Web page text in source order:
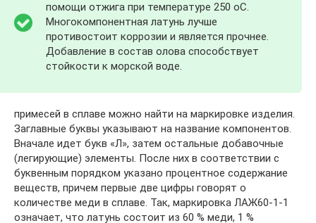
помощи отжига при температуре 250 оС.
Многокомпонентная латунь лучше
противостоит коррозии и является прочнее.
Добавление в состав олова способствует
стойкости к морской воде.
примесей в сплаве можно найти на маркировке изделия.
Заглавные буквы указывают на название компонентов.
Вначале идет букв «Л», затем остальные добавочные
(легирующие) элементы. После них в соответствии с
буквенным порядком указано процентное содержание
веществ, причем первые две цифры говорят о
количестве меди в сплаве. Так, маркировка ЛАЖ60-1-1
означает, что латунь состоит из 60 % меди, 1 %